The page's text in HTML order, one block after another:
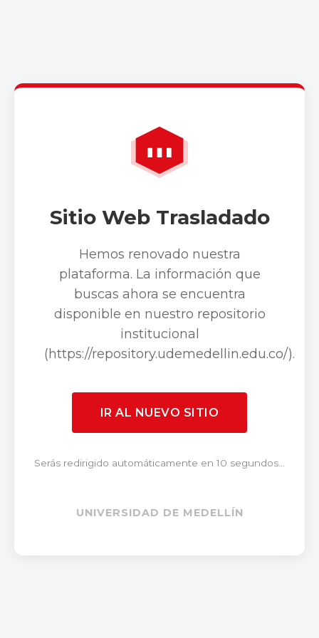
Sitio Web Trasladado
Hemos renovado nuestra
plataforma. La información que
buscas ahora se encuentra
disponible en nuestro repositorio
institucional
(https://repository.udemedellin.edu.co/).
IR AL NUEVO SITIO
Serás redirigido automáticamente en 10 segundos...
UNIVERSIDAD DE MEDELLÍN